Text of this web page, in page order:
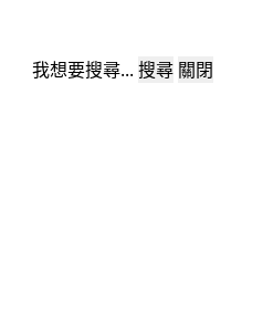
我想要搜尋... 搜尋 關閉